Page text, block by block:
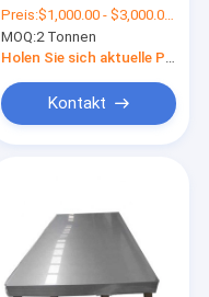
ASTM 201 SS
Preis:$1,000.00 - $3,000.00/Tons
MOQ:2 Tonnen
Kontakt